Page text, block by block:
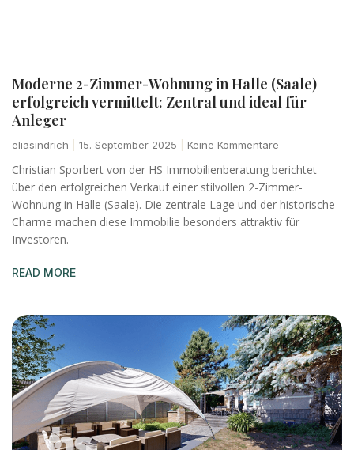
Moderne 2-Zimmer-Wohnung in Halle (Saale)
erfolgreich vermittelt: Zentral und ideal für
Anleger
eliasindrich 15. September 2025 Keine Kommentare
Christian Sporbert von der HS Immobilienberatung berichtet
über den erfolgreichen Verkauf einer stilvollen 2-Zimmer-
Wohnung in Halle (Saale). Die zentrale Lage und der historische
Charme machen diese Immobilie besonders attraktiv für
Investoren.
READ MORE